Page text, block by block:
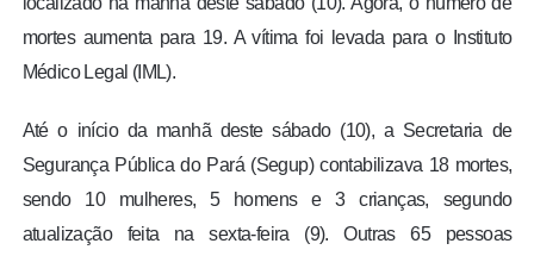
mortes aumenta para 19. A vítima foi levada para o Instituto
Médico Legal (IML).
Até o início da manhã deste sábado (10), a Secretaria de
Segurança Pública do Pará (Segup) contabilizava 18 mortes,
sendo 10 mulheres, 5 homens e 3 crianças, segundo
atualização feita na sexta-feira (9). Outras 65 pessoas